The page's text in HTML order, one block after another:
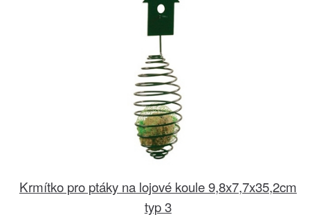
Krmítko pro ptáky na lojové koule 9,8x7,7x35,2cm
typ 3